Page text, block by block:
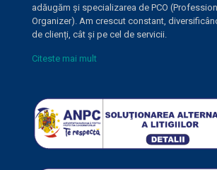
adăugăm și specializarea de PCO
Organizer). Am crescut constant,
de clienți, cât și pe cel de servicii.
Citeste mai mult